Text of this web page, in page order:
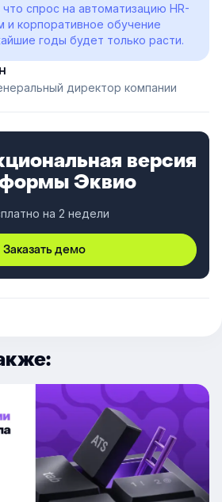
спрос на автоматизацию HR-
корпоративное обучение
годы будет только расти.
директор компании
версия
Эквио
на 2 недели
Заказать демо